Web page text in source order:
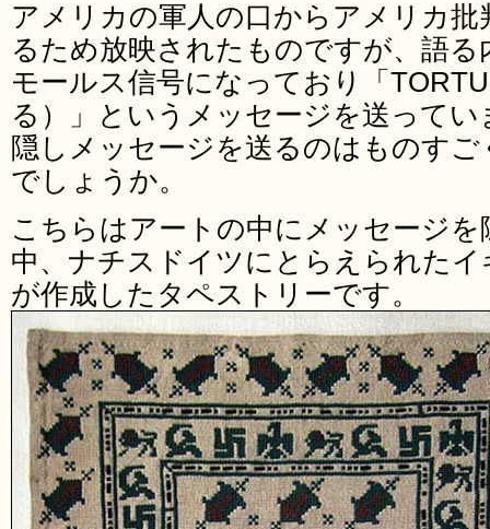
アメリカの軍人の口からアメリカ
るため放映されたものですが、語
モールス信号になっており「
る）」というメッセージを送って
隠しメッセージを送るのはものす
でしょうか。
こちらはアートの中にメッセージを
中、ナチスドイツにとらえられた
が作成したタペストリーです。